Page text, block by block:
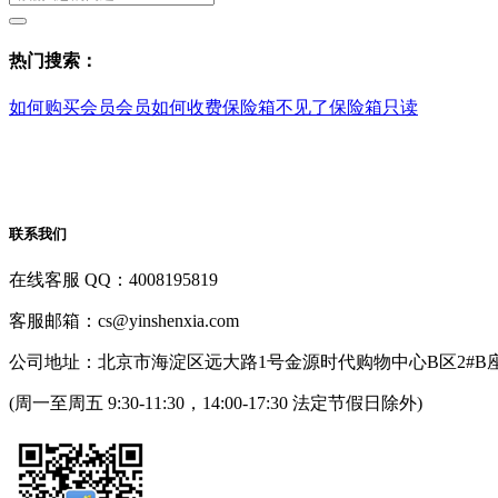
热门搜索：
如何购买会员会员如何收费保险箱不见了保险箱只读
联系我们
在线客服 QQ：4008195819
客服邮箱：cs@yinshenxia.com
公司地址：北京市海淀区远大路1号金源时代购物中心B区2#B
(周一至周五 9:30-11:30，14:00-17:30 法定节假日除外)